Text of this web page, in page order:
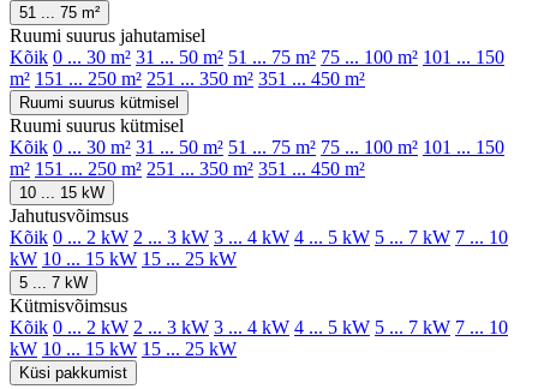
51 ... 75 m²
Ruumi suurus jahutamisel
Kõik 0 ... 30 m² 31 ... 50 m² 51 ... 75 m² 75 ... 100 m² 101 ... 150
m² 151 ... 250 m² 251 ... 350 m² 351 ... 450 m²
Ruumi suurus kütmisel
Ruumi suurus kütmisel
Kõik 0 ... 30 m² 31 ... 50 m² 51 ... 75 m² 75 ... 100 m² 101 ... 150
m² 151 ... 250 m² 251 ... 350 m² 351 ... 450 m²
10 ... 15 kW
Jahutusvõimsus
Kõik 0 ... 2 kW 2 ... 3 kW 3 ... 4 kW 4 ... 5 kW 5 ... 7 kW 7 ... 10
kW 10 ... 15 kW 15 ... 25 kW
5 ... 7 kW
Kütmisvõimsus
Kõik 0 ... 2 kW 2 ... 3 kW 3 ... 4 kW 4 ... 5 kW 5 ... 7 kW 7 ... 10
kW 10 ... 15 kW 15 ... 25 kW
Küsi pakkumist